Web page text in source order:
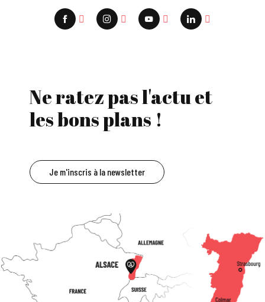
Ne ratez pas l'actu et
les bons plans !
Je m'inscris à la newsletter